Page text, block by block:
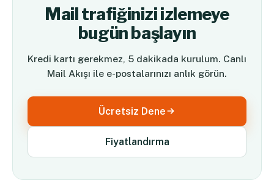
Mail trafiğinizi izlemeye
bugün başlayın
Kredi kartı gerekmez, 5 dakikada kurulum. Canlı
Mail Akışı ile e-postalarınızı anlık görün.
Ücretsiz Dene
Fiyatlandırma